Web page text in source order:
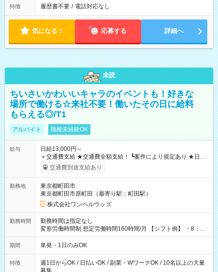
特徴 履歴書不要 / 電話対応なし
気になる！ 応募する 詳細へ
未読
ちいさいかわいいキャラのイベントも！好きな
場所で働ける☆来社不要！働いたその日に給料
もらえる◎/T1
アルバイト 職種未経験OK
給与
日給13,000円～
＋交通費支給 ★交通費全額支給！ ┗案件により規定あり ★日払
いOK！（規定あり） ┗働いたその日に現金GET♪ お仕事後はコ
ンビニATMから 日払い分を引き落とせます！ 【試用期間】試
交通費別途支給あり
勤務地
東京都町田市
東京都町田市原町田（最寄り駅：町田駅）
株式会社ワンベルウッズ
勤務時間
勤務時間は指定なし
変形労働時間制 想定労働時間160時間/月 【シフト例】 ・8：00
～21：00
期間 単発・1日のみOK
特徴
週1日からOK / 日払いOK / 副業・WワークOK / 10名以上の大量
募集